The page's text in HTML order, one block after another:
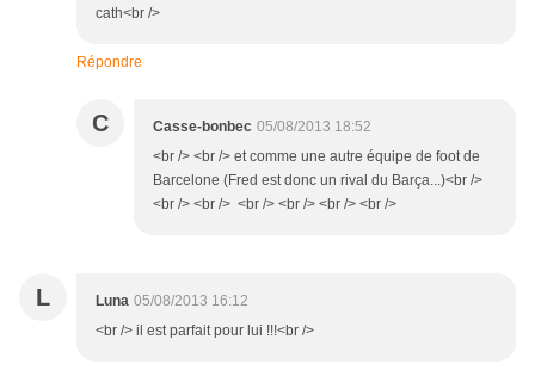
cath<br />
Répondre
C Casse-bonbec 05/08/2013 18:52
<br /> <br /> et comme une autre équipe de foot de
Barcelone (Fred est donc un rival du Barça...)<br />
<br /> <br /> <br /> <br /> <br /> <br />
L Luna 05/08/2013 16:12
<br /> il est parfait pour lui !!!<br />